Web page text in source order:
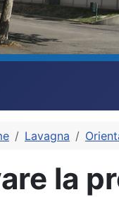
Lavagna
la